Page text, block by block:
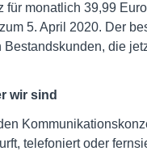
für monatlich 39,99
5. April 2020. Der
die
wir sind
telefoniert oder